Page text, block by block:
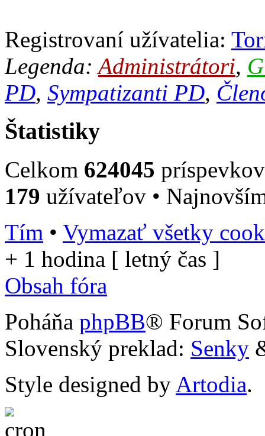
Registrovaní užívatelia:
Legenda:Administrátori,
PD, Sympatizanti PD,
Štatistiky
Celkom 624045
179 užívateľov •
Tím • Vymazať všetky
+ 1 hodina [ letný čas ]
Obsah fóra
Poháňa phpBB® Forum
Slovenský preklad: Senky
Style designed by Artodia.